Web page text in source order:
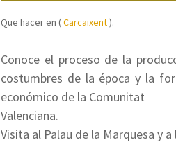
Que hacer en (Carcaixent).
Conoce el proceso de la
costumbres de la época y la
económico de la Comunitat
Valenciana.
Visita al Palau de la Marquesa y